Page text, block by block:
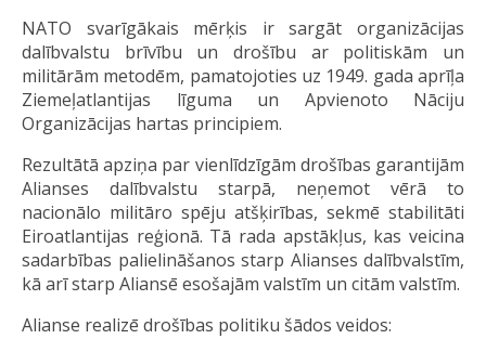
NATO svarīgākais mērķis ir sargāt organizācijas
dalībvalstu brīvību un drošību ar politiskām un
militārām metodēm, pamatojoties uz 1949. gada aprīļa
Ziemeļatlantijas līguma un Apvienoto Nāciju
Organizācijas hartas principiem.
Rezultātā apziņa par vienlīdzīgām drošības garantijām
Alianses dalībvalstu starpā, neņemot vērā to
nacionālo militāro spēju atšķirības, sekmē stabilitāti
Eiroatlantijas reģionā. Tā rada apstākļus, kas veicina
sadarbības palielināšanos starp Alianses dalībvalstīm,
kā arī starp Aliansē esošajām valstīm un citām valstīm.
Alianse realizē drošības politiku šādos veidos: